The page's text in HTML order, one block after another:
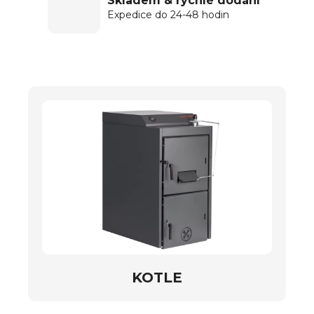
Expedice do 24-48 hodin
KOTLE